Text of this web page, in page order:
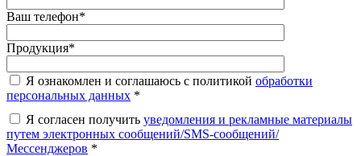
Ваш телефон*
Продукция*
Я ознакомлен и соглашаюсь с политикой обработки
персональных данных *
Я согласен получить уведомления и рекламные материалы
путем электронных сообщений/SMS-сообщений/
Мессенджеров *